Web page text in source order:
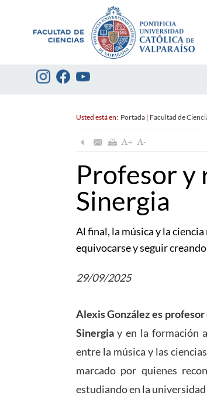
Usted está en: Portada| Facultad de
Profesor y
Sinergia
Al final, la música y la
equivocarse y seguir
29/09/2025
Alexis González es
Sinergiay en la formación
entre la música y las
marcado por quienes
estudiando en la universidad